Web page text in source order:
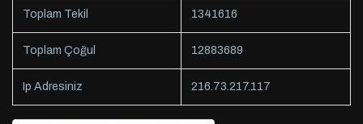
Toplam Tekil 1341616
Toplam Çoğul 12883689
Ip Adresiniz 216.73.217.117